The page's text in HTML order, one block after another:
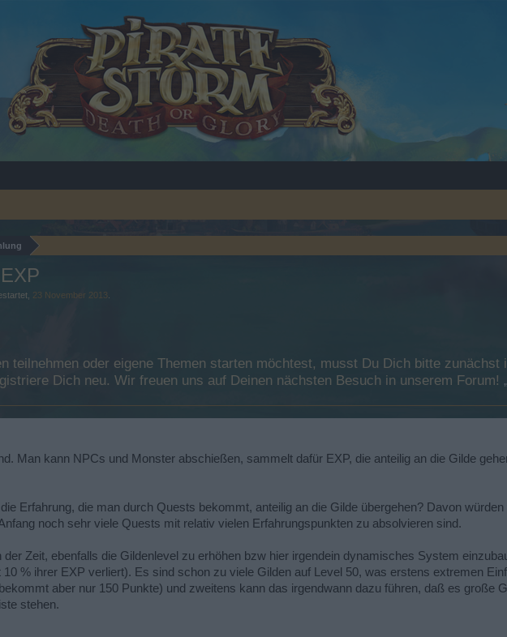
23 November 2013
teilnehmen oder eigene Themen starten möchtest, musst Du Dich bitte zunächst
Dich neu. Wir freuen uns auf Deinen nächsten Besuch in unserem Forum!
Man kann NPCs und Monster abschießen, sammelt dafür EXP, die anteilig an die Gilde
Erfahrung, die man durch Quests bekommt, anteilig an die Gilde übergehen? Davon
noch sehr viele Quests mit relativ vielen Erfahrungspunkten zu absolvieren sind.
der Zeit, ebenfalls die Gildenlevel zu erhöhen bzw hier irgendein dynamisches System
% ihrer EXP verliert). Es sind schon zu viele Gilden auf Level 50, was erstens extremen
aber nur 150 Punkte) und zweitens kann das irgendwann dazu führen, daß es große
stehen.